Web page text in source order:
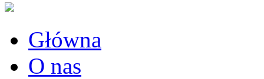
Główna
O nas